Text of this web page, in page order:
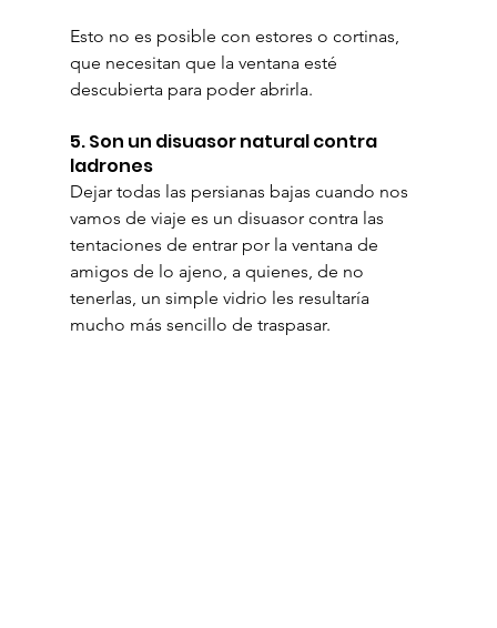
Esto no es posible con estores o cortinas,
que necesitan que la ventana esté
descubierta para poder abrirla.
5. Son un disuasor natural contra
ladrones
Dejar todas las persianas bajas cuando nos
vamos de viaje es un disuasor contra las
tentaciones de entrar por la ventana de
amigos de lo ajeno, a quienes, de no
tenerlas, un simple vidrio les resultaría
mucho más sencillo de traspasar.